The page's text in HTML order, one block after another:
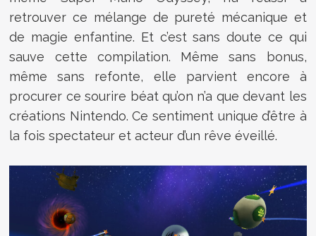
retrouver ce mélange de pureté mécanique et
de magie enfantine. Et c’est sans doute ce qui
sauve cette compilation. Même sans bonus,
même sans refonte, elle parvient encore à
procurer ce sourire béat qu’on n’a que devant les
créations Nintendo. Ce sentiment unique d’être à
la fois spectateur et acteur d’un rêve éveillé.